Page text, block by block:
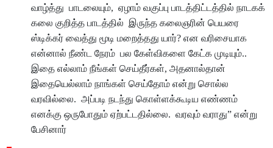
வாழ்த்து பாடலையும், ஏழாம் வகுப்பு பாடத்திட்டத்தில் நாடகக்
கலை குறித்த பாடத்தில் இருந்த கலைஞரின் பெயரை
ஸ்டிக்கர் வைத்து மூடி மறைத்தது யார்? என வரிசையாக
என்னால் நீண்ட நேரம் பல கேள்விகளை கேட்க முடியும்..
இதை எல்லாம் நீங்கள் செய்தீர்கள், அதனால்தான்
இதையெல்லாம் நாங்கள் செய்தோம் என்று சொல்ல
வரவில்லை. அப்படி நடந்து கொள்ளக்கூடிய எண்ணம்
எனக்கு ஒருபோதும் ஏற்பட்டதில்லை. வரவும் வராது” என்று
பேசினார்